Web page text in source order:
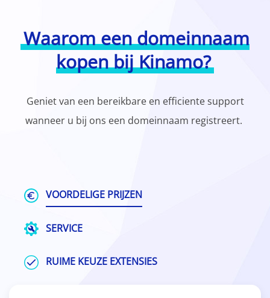
Waarom een domeinnaam
kopen bij Kinamo?
Geniet van een bereikbare en efficiente support
wanneer u bij ons een domeinnaam registreert.
VOORDELIGE PRIJZEN
SERVICE
RUIME KEUZE EXTENSIES